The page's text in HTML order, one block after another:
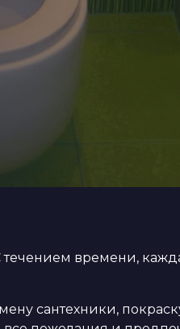
времени,
сантехники,